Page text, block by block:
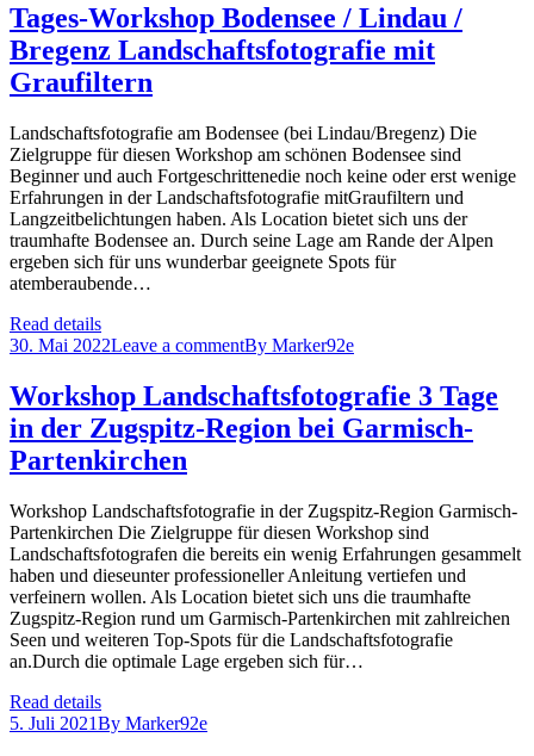
Tages-Workshop Bodensee / Lindau /
Bregenz Landschaftsfotografie mit
Graufiltern
Landschaftsfotografie am Bodensee (bei Lindau/Bregenz) Die
Zielgruppe für diesen Workshop am schönen Bodensee sind
Beginner und auch Fortgeschrittenedie noch keine oder erst wenige
Erfahrungen in der Landschaftsfotografie mitGraufiltern und
Langzeitbelichtungen haben. Als Location bietet sich uns der
traumhafte Bodensee an. Durch seine Lage am Rande der Alpen
ergeben sich für uns wunderbar geeignete Spots für
atemberaubende…
Read details
30. Mai 2022Leave a commentBy Marker92e
Workshop Landschaftsfotografie 3 Tage
in der Zugspitz-Region bei Garmisch-
Partenkirchen
Workshop Landschaftsfotografie in der Zugspitz-Region Garmisch-
Partenkirchen Die Zielgruppe für diesen Workshop sind
Landschaftsfotografen die bereits ein wenig Erfahrungen gesammelt
haben und dieseunter professioneller Anleitung vertiefen und
verfeinern wollen. Als Location bietet sich uns die traumhafte
Zugspitz-Region rund um Garmisch-Partenkirchen mit zahlreichen
Seen und weiteren Top-Spots für die Landschaftsfotografie
an.Durch die optimale Lage ergeben sich für…
Read details
5. Juli 2021By Marker92e